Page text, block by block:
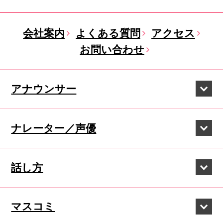
会社案内 よくある質問
アクセス
お問い合わせ
アナウンサー
ナレーター／声優
話し方
マスコミ